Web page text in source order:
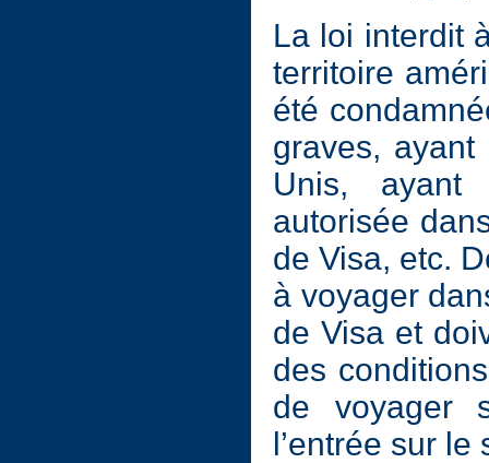
La loi interdit
territoire
été
graves,
Unis, ayant
autorisée
de Visa, etc.
à voyager
de Visa et
des
de voyager
l’entrée sur